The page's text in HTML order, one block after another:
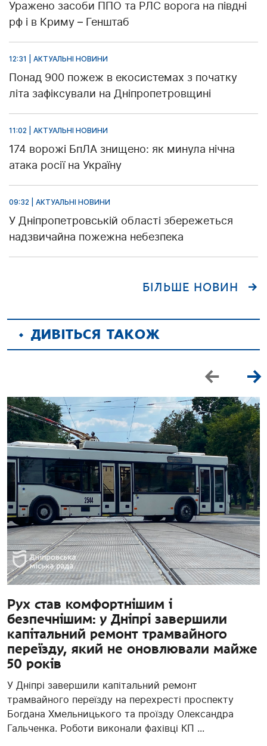
Уражено засоби ППО та РЛС ворога на півдні
рф і в Криму – Генштаб
12:31 | АКТУАЛЬНІ НОВИНИ
Понад 900 пожеж в екосистемах з початку
літа зафіксували на Дніпропетровщині
11:02 | АКТУАЛЬНІ НОВИНИ
174 ворожі БпЛА знищено: як минула нічна
атака росії на Україну
09:32 | АКТУАЛЬНІ НОВИНИ
У Дніпропетровській області збережеться
надзвичайна пожежна небезпека
БІЛЬШЕ НОВИН
ДИВІТЬСЯ ТАКОЖ
Рух став комфортнішим і
безпечнішим: у Дніпрі завершили
капітальний ремонт трамвайного
переїзду, який не оновлювали майже
50 років
У Дніпрі завершили капітальний ремонт
трамвайного переїзду на перехресті проспекту
Богдана Хмельницького та проїзду Олександра
Гальченка. Роботи виконали фахівці КП ...